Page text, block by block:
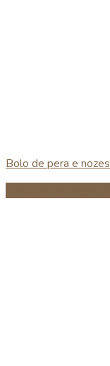
Bolo de pera e nozes